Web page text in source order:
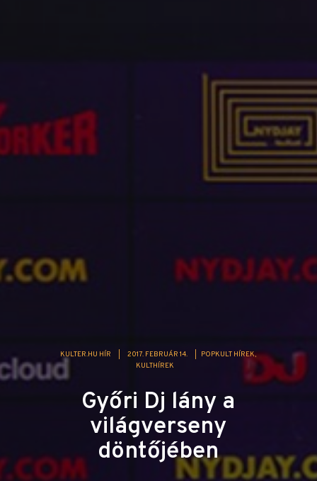
KULTER.HU HÍR 2017. FEBRUÁR 14.
POPKULT HÍREK
KULTHÍREK
Győri Dj lány a
világverseny
döntőjében